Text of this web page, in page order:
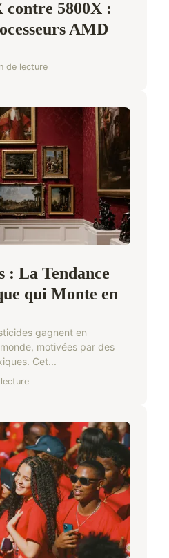
contre 5800X :
AMD
de lecture
: La Tendance
qui Monte en
gagnent en
motivées par des
Cet...